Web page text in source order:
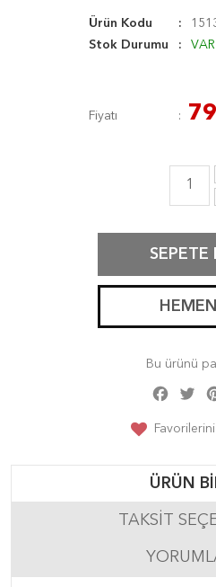
Ürün Kodu
Stok Durumu
VAR
Fiyatı
SEPETE
Bu ürünü
ÜRÜN
TAKSIT